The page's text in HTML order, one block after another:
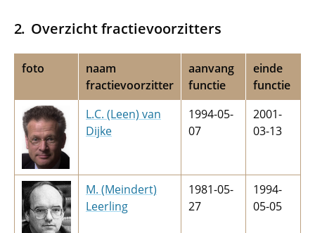
Overzicht fractievoorzitters
foto
naam
fractievoorzitter
aanvang
functie
einde
functie
L.C. (Leen) van
Dijke
1994-05-
07
2001-
03-13
M. (Meindert)
Leerling
1981-05-
27
1994-
05-05